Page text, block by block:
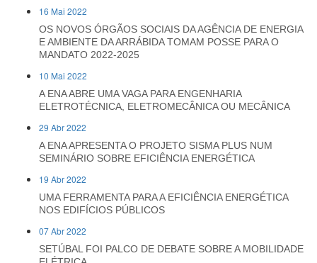
16 Mai 2022
OS NOVOS ÓRGÃOS SOCIAIS DA AGÊNCIA DE ENERGIA
E AMBIENTE DA ARRÁBIDA TOMAM POSSE PARA O
MANDATO 2022-2025
10 Mai 2022
A ENA ABRE UMA VAGA PARA ENGENHARIA
ELETROTÉCNICA, ELETROMECÂNICA OU MECÂNICA
29 Abr 2022
A ENA APRESENTA O PROJETO SISMA PLUS NUM
SEMINÁRIO SOBRE EFICIÊNCIA ENERGÉTICA
19 Abr 2022
UMA FERRAMENTA PARA A EFICIÊNCIA ENERGÉTICA
NOS EDIFÍCIOS PÚBLICOS
07 Abr 2022
SETÚBAL FOI PALCO DE DEBATE SOBRE A MOBILIDADE